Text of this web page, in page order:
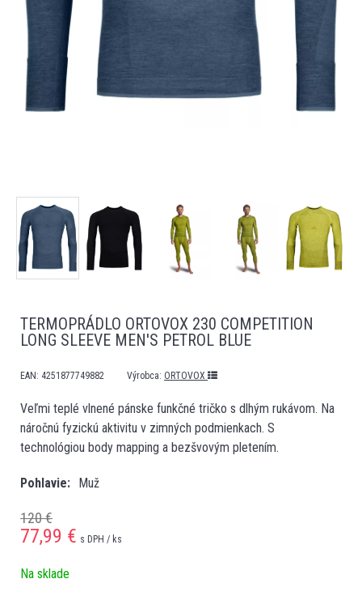
TERMOPRÁDLO ORTOVOX 230 COMPETITION
LONG SLEEVE MEN'S PETROL BLUE
EAN: 4251877749882 Výrobca: ORTOVOX
Veľmi teplé vlnené pánske funkčné tričko s dlhým rukávom. Na
náročnú fyzickú aktivitu v zimných podmienkach. S
technológiou body mapping a bezšvovým pletením.
Pohlavie Muž
120 €
77,99 € s DPH / ks
Na sklade